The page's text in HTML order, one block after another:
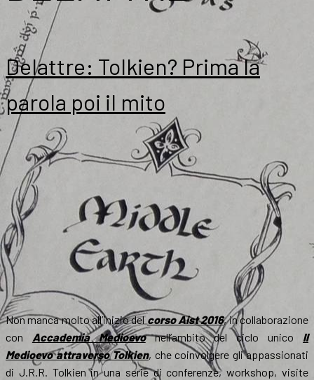
Delattre: Tolkien? Prima la
parola poi il mito
Non manca molto all’inizio delcorso Aist 2016, in collaborazione
con Accademia Medioevonell’ambito del ciclo unico Il
Medioevo attraverso Tolkien, che coinvolgere gli appassionati
di J.R.R. Tolkien in una serie di conferenze, workshop, visite